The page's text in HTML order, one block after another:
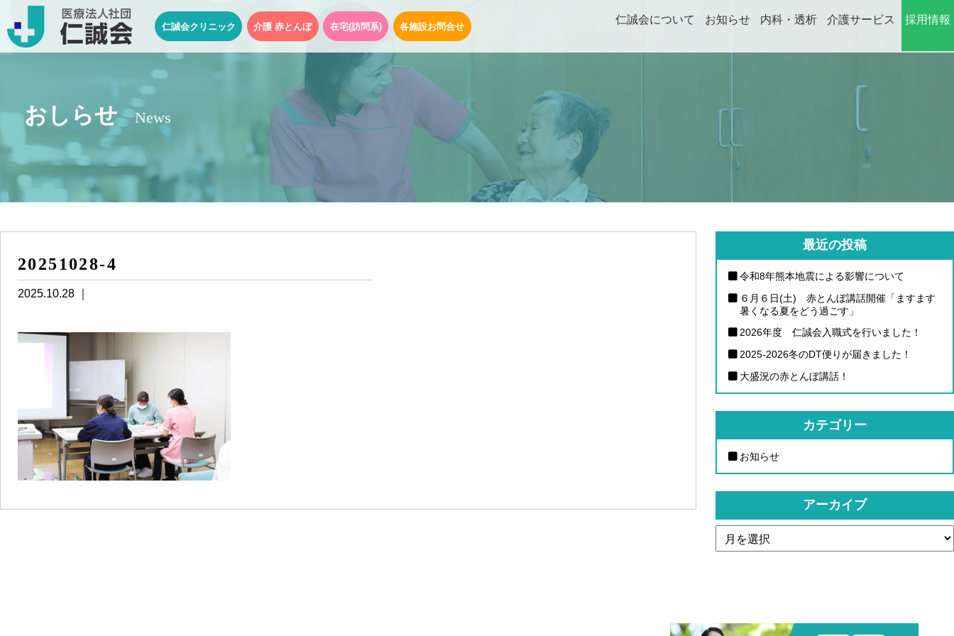
仁誠会クリニック 介護 赤とんぼ 在宅(訪問系) 各施設お問合せ
仁誠会について お知らせ 内科・透析 介護サービス 採用情報
おしらせ News
20251028-4
2025.10.28 ｜
最近の投稿
令和8年熊本地震による影響について
６月６日(土) 赤とんぼ講話開催「ますます
暑くなる夏をどう過ごす」
2026年度 仁誠会入職式を行いました！
2025-2026冬のDT便りが届きました！
大盛況の赤とんぼ講話！
カテゴリー
お知らせ
アーカイブ